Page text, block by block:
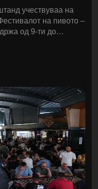
учествуваа на
на пивото –
од 9-ти до…